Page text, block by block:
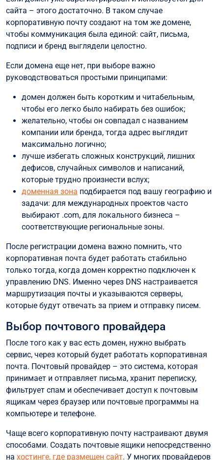
сайта – этого достаточно. В таком случае
корпоративную почту создают на том же домене,
чтобы коммуникация была единой: сайт, письма,
подписи и бренд выглядели целостно.
Если домена еще нет, при выборе важно
руководствоваться простыми принципами:
домен должен быть коротким и читабельным,
чтобы его легко было набирать без ошибок;
желательно, чтобы он совпадал с названием
компании или бренда, тогда адрес выглядит
максимально логично;
лучше избегать сложных конструкций, лишних
дефисов, случайных символов и написаний,
которые трудно произнести вслух;
доменная зона подбирается под вашу географию и
задачи: для международных проектов часто
выбирают .com, для локального бизнеса –
соответствующие региональные зоны.
После регистрации домена важно помнить, что
корпоративная почта будет работать стабильно
только тогда, когда домен корректно подключен к
управлению DNS. Именно через DNS настраивается
маршрутизация почты и указываются серверы,
которые будут отвечать за прием и отправку писем.
Выбор почтового провайдера
После того как у вас есть домен, нужно выбрать
сервис, через который будет работать корпоративная
почта. Почтовый провайдер – это система, которая
принимает и отправляет письма, хранит переписку,
фильтрует спам и обеспечивает доступ к почтовым
ящикам через браузер или почтовые программы на
компьютере и телефоне.
Чаще всего корпоративную почту настраивают двумя
способами. Создать почтовые ящики непосредственно
на хостинге, где размещен сайт. У многих провайдеров